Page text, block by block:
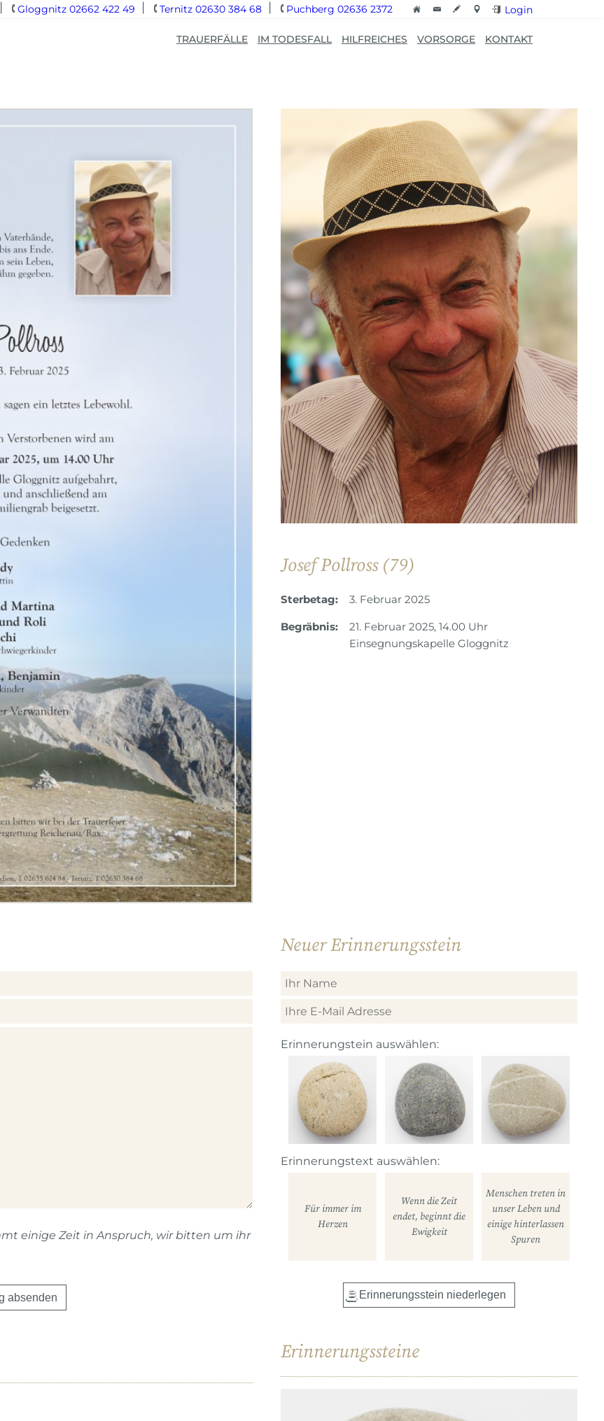
Gloggnitz 02662 422 49 Ternitz 02630 384 68 Puchberg 02636 2372 Login
TRAUERFÄLLE IM TODESFALL HILFREICHES VORSORGE KONTAKT
Josef Pollross (79)
Sterbetag: 3. Februar 2025
Begräbnis:
21. Februar 2025, 14.00 Uhr
Einsegnungskapelle Gloggnitz
einige Zeit in Anspruch, wir bitten um ihr
Neuer Erinnerungsstein
Erinnerungstein auswählen:
Erinnerungstext auswählen:
Für immer im
Herzen
Wenn die Zeit
endet, beginnt die
Ewigkeit
Menschen treten in
unser Leben und
einige hinterlassen
Spuren
Erinnerungssteine